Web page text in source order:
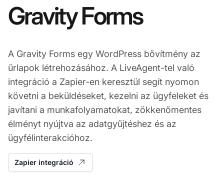
Gravity Forms
A Gravity Forms egy WordPress bővítmény az
űrlapok létrehozásához. A LiveAgent-tel való
integráció a Zapier-en keresztül segít nyomon
követni a beküldéseket, kezelni az ügyfeleket és
javítani a munkafolyamatokat, zökkenőmentes
élményt nyújtva az adatgyűjtéshez és az
ügyfélinterakcióhoz.
Zapier integráció